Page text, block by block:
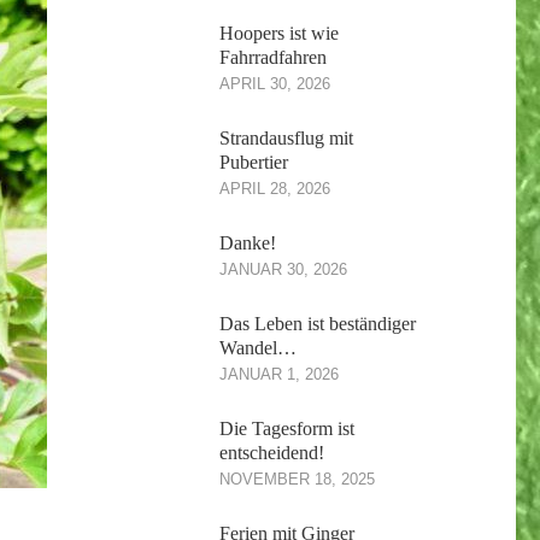
Hoopers ist wie
Fahrradfahren
APRIL 30, 2026
Strandausflug mit
Pubertier
APRIL 28, 2026
Danke!
JANUAR 30, 2026
Das Leben ist beständiger
Wandel…
JANUAR 1, 2026
Die Tagesform ist
entscheidend!
NOVEMBER 18, 2025
Ferien mit Ginger